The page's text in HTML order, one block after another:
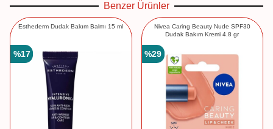
Benzer Ürünler
Esthederm Dudak Bakım Balmı 15 ml
%17
Nivea Caring Beauty Nude SPF30
Dudak Bakım Kremi 4.8 gr
%29